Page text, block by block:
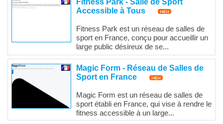
Fitness Park - Salle de Sport
Accessible à Tous
Fitness Park est un réseau de salles de
sport en France, conçu pour accueillir un
large public désireux de se...
Magic Form - Réseau de Salles de
Sport en France
Magic Form est un réseau de salles de
sport établi en France, qui vise à rendre le
fitness accessible à un large...